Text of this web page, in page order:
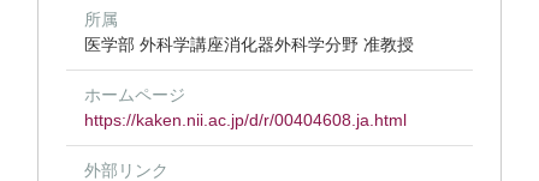
所属
医学部 外科学講座消化器外科学分野 准教授
ホームページ
https://kaken.nii.ac.jp/d/r/00404608.ja.html
外部リンク